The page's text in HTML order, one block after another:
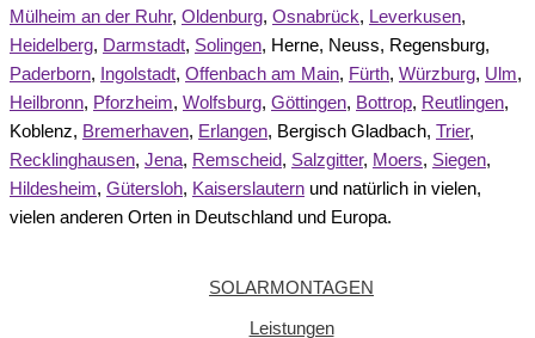
Mülheim an der Ruhr, Oldenburg, Osnabrück, Leverkusen,
Heidelberg, Darmstadt, Solingen, Herne, Neuss, Regensburg,
Paderborn, Ingolstadt, Offenbach am Main, Fürth, Würzburg, Ulm,
Heilbronn, Pforzheim, Wolfsburg, Göttingen, Bottrop, Reutlingen,
Koblenz, Bremerhaven, Erlangen, Bergisch Gladbach, Trier,
Recklinghausen, Jena, Remscheid, Salzgitter, Moers, Siegen,
Hildesheim, Gütersloh, Kaiserslautern und natürlich in vielen,
vielen anderen Orten in Deutschland und Europa.
SOLARMONTAGEN
Leistungen